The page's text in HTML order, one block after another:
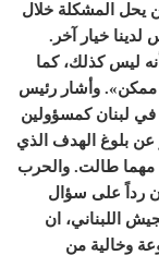
لن يحل المشكلة خلال
خيار آخر.
ليس كذلك، كما
ممكن». وأشار رئيس
في لبنان كمسؤولين
عن بلوغ الهدف الذي
مهما طالت. والحرب
رداً على سؤال
اللبناني، ان
وخالية من